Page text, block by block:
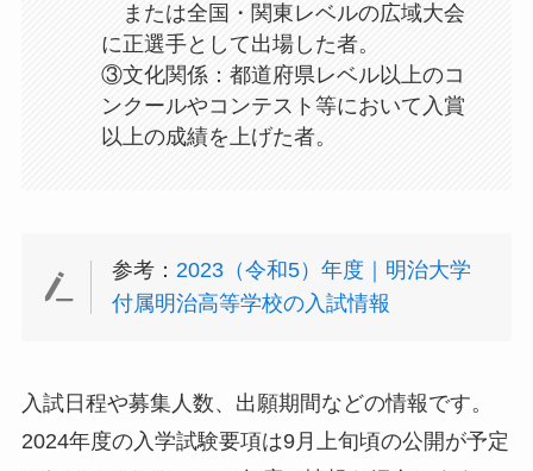
または全国・関東レベルの広域大会
に正選手として出場した者。
③文化関係：都道府県レベル以上のコ
ンクールやコンテスト等において入賞
以上の成績を上げた者。
参考： 2023（令和5）年度｜明治大学
付属明治高等学校の入試情報
入試日程や募集人数、出願期間などの情報です。
2024年度の入学試験要項は9月上旬頃の公開が予定